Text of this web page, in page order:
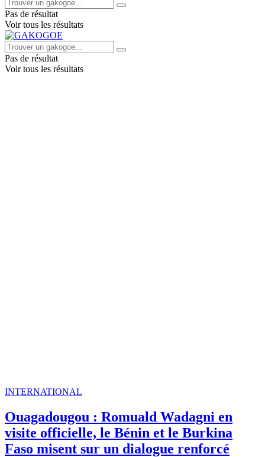
Pas de résultat
Voir tous les résultats
Pas de résultat
Voir tous les résultats
INTERNATIONAL
Ouagadougou : Romuald Wadagni en
visite officielle, le Bénin et le Burkina
Faso misent sur un dialogue renforcé